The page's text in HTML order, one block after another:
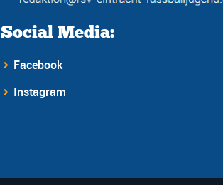
Social Media:
Facebook
Instagram